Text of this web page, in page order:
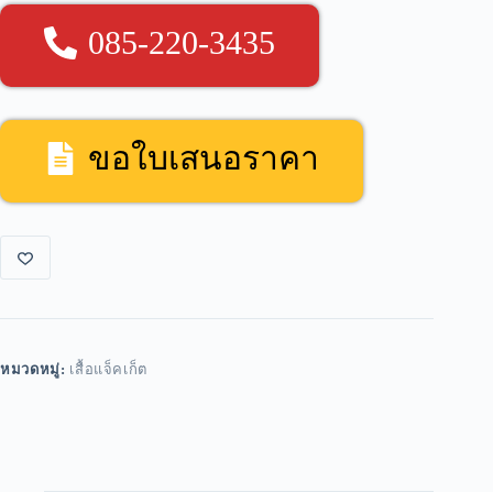
085-220-3435
ขอใบเสนอราคา
หมวดหมู่: เสื้อแจ็คเก็ต